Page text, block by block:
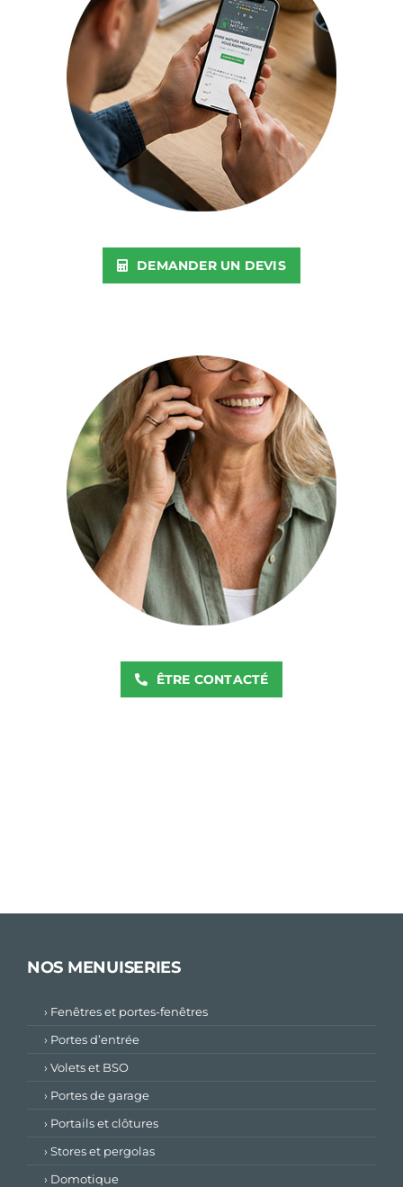
DEMANDER UN DEVIS
ÊTRE CONTACTÉ
NOS MENUISERIES
› Fenêtres et portes-fenêtres
› Portes d’entrée
› Volets et BSO
› Portes de garage
› Portails et clôtures
› Stores et pergolas
› Domotique